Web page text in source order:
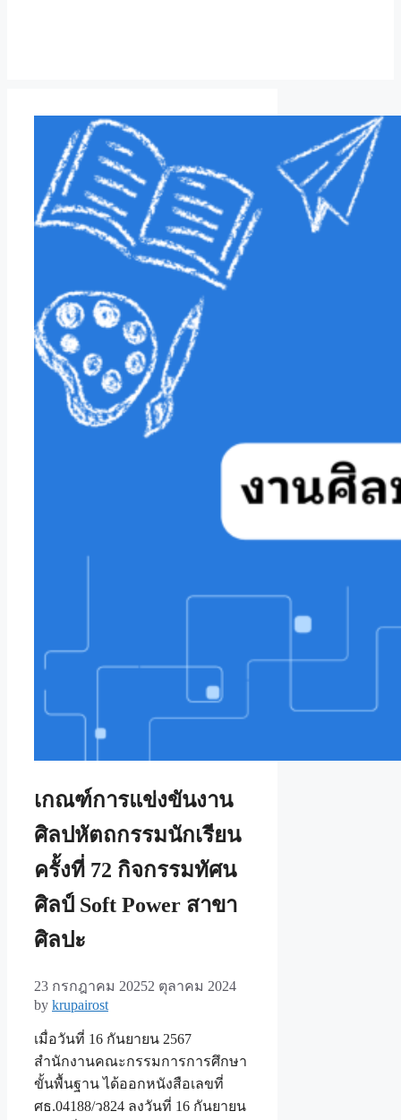
เกณฑ์การแข่งขันงาน
ศิลปหัตถกรรมนักเรียน
ครั้งที่ 72 กิจกรรมทัศน
ศิลป์ Soft Power สาขา
ศิลปะ
23 กรกฎาคม 20252 ตุลาคม 2024
by krupairost
เมื่อวันที่ 16 กันยายน 2567
สำนักงานคณะกรรมการการศึกษา
ขั้นพื้นฐาน ได้ออกหนังสือเลขที่
ศธ.04188/ว824 ลงวันที่ 16 กันยายน